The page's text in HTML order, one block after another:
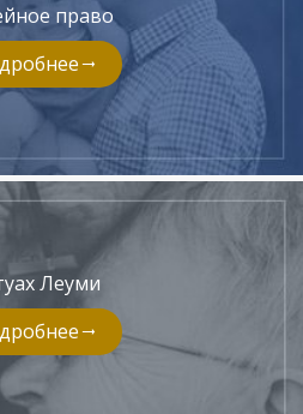
право
Леуми